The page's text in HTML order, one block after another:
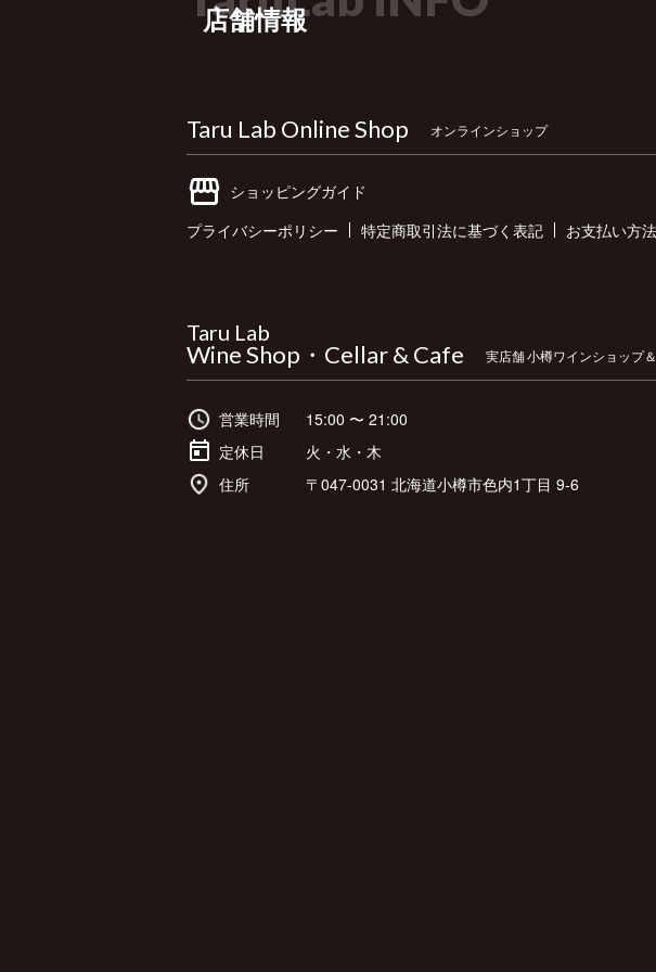
店舗情報
Taru Lab Online Shop オンラインショップ
ショッピングガイド
プライバシーポリシー
特定商取引法に基づく表記 お支払い方法
Taru Lab
Wine Shop・Cellar & Cafe 実店舗 小樽ワインショップ
営業時間
15:00 〜 21:00
定休日
火・水・木
住所
〒047-0031 北海道小樽市色内1丁目 9-6